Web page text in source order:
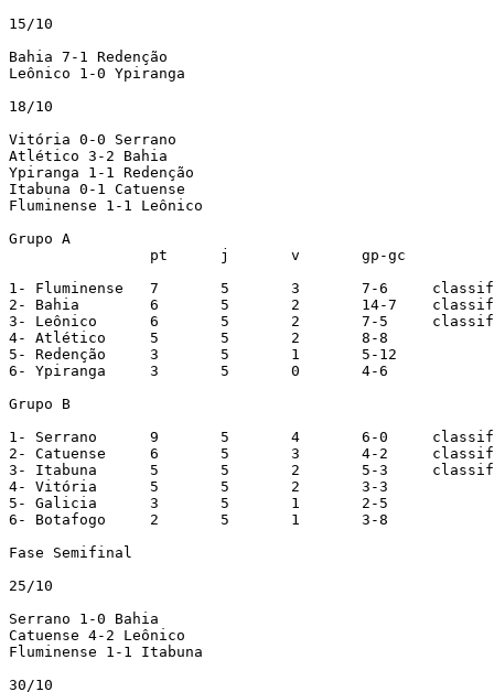
15/10
Bahia 7-1 Redenção
Leônico 1-0 Ypiranga
18/10
Vitória 0-0 Serrano
Atlético 3-2 Bahia
Ypiranga 1-1 Redenção
Itabuna 0-1 Catuense
Fluminense 1-1 Leônico
Grupo A
1- Fluminense	7	5	3	7-6	classificado
2- Bahia	6	5	2	14-7	classificado
3- Leônico	6	5	2	7-5	classificado
4- Atlético	5	5	2	8-8
5- Redenção	3	5	1	5-12
6- Ypiranga     3       5       0       4-6
Grupo B
1- Serrano	9	5	4	6-0	classificado
2- Catuense	6	5	3	4-2	classificado
3- Itabuna	5	5	2	5-3	classificado
4- Vitória	5	5	2	3-3
5- Galicia	3	5	1	2-5
6- Botafogo	2	5	1	3-8
Fase Semifinal
25/10
Serrano 1-0 Bahia
Catuense 4-2 Leônico
Fluminense 1-1 Itabuna
30/10